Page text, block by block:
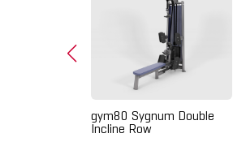
gym80 Sygnum Double
Incline Row